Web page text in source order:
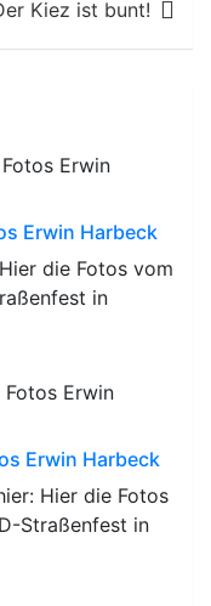
Kiez ist bunt!
Erwin Harbeck
die Fotos vom
in
Erwin Harbeck
Hier die Fotos
Straßenfest in